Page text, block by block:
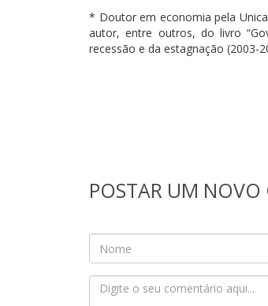
* Doutor em economia pela
autor, entre outros, do livro
recessão e da estagnação (2003-
POSTAR UM